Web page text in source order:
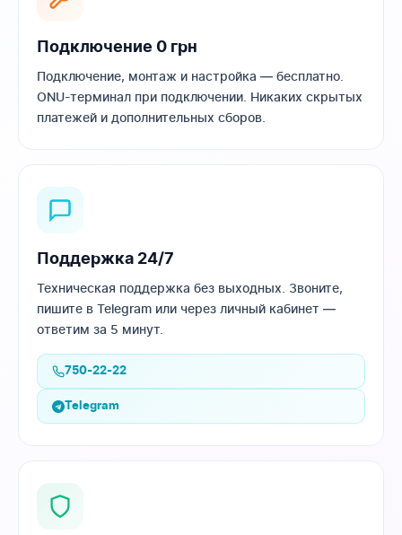
Подключение 0 грн
Подключение, монтаж и настройка — бесплатно.
ONU-терминал при подключении. Никаких скрытых
платежей и дополнительных сборов.
Поддержка 24/7
Техническая поддержка без выходных. Звоните,
пишите в Telegram или через личный кабинет —
ответим за 5 минут.
750-22-22
Telegram